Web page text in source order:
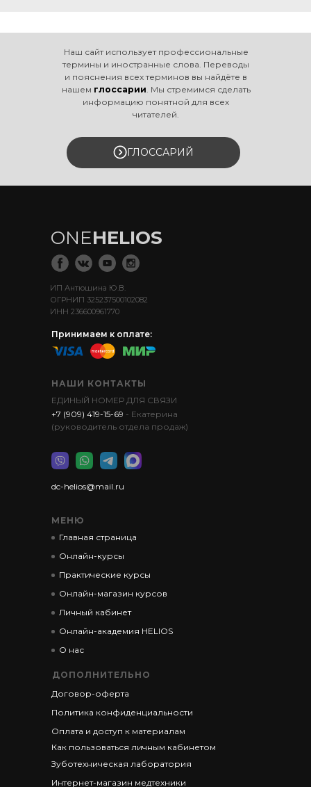
Наш сайт использует профессиональные
термины и иностранные слова. Переводы
и пояснения всех терминов вы найдёте в
нашем глоссарии . Мы стремимся сделать
информацию понятной для всех
читателей.
ГЛОССАРИЙ
ДОПОЛНИТЕЛЬНО
Договор-оферта
Политика конфиденциальности
Оплата и доступ к материалам
Как пользоваться личным кабинетом
Зуботехническая лаборатория
Интернет-магазин медтехники
Главная страница
Онлайн-курсы
Практические курсы
Личный кабинет
Онлайн-академия HELIOS
МЕНЮ
dc-helios@mail.ru
ЕДИНЫЙ НОМЕР ДЛЯ СВЯЗИ
+7 (909) 419-15-69 - Екатерина
(руководитель отдела продаж)
НАШИ КОНТАКТЫ
ИП Антюшина Ю.В.
ОГРНИП 325237500102082
ИНН 236600961770
Принимаем к оплате:
Онлайн-магазин курсов
О нас
ONEHELIOS